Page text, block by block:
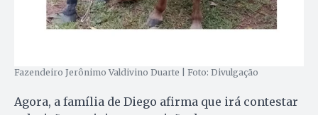
Fazendeiro Jerônimo Valdivino Duarte | Foto: Divulgação
Agora, a família de Diego afirma que irá contestar